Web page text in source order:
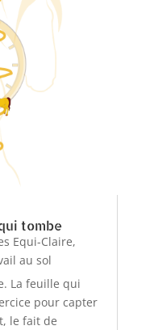
tombe
Equi-Claire,
au sol
La feuille qui
pour capter
le fait de